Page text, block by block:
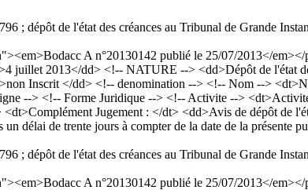
; dépôt de l'état des créances au Tribunal de Grande
A n°20130142 publié le 25/07/2013</
juillet 2013</dd> <!-- NATURE --> <dd>Dépôt de l'état
Inscrit </dd> <!-- denomination --> <!-- Nom -->
--> <!-- Forme Juridique --> <!-- Activite -->
Jugement : </dt> <dd>Avis de dépôt de
un délai de trente jours à compter de la date de la présente
; dépôt de l'état des créances au Tribunal de Grande
A n°20130142 publié le 25/07/2013</